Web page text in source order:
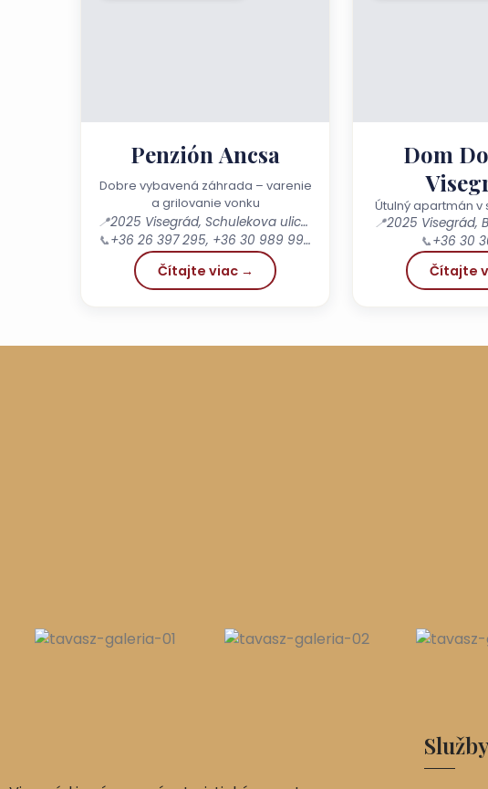
Penzión Ancsa
Dobre vybavená záhrada – varenie
a grilovanie vonku
📍
2025 Visegrád, Schulekova ulica 6.
📞
+36 26 397 295, +36 30 989 9919
Čítajte viac →
Dom
Útulný apartmán v
📍2025 Visegrád,
📞+36 30
Čítajte